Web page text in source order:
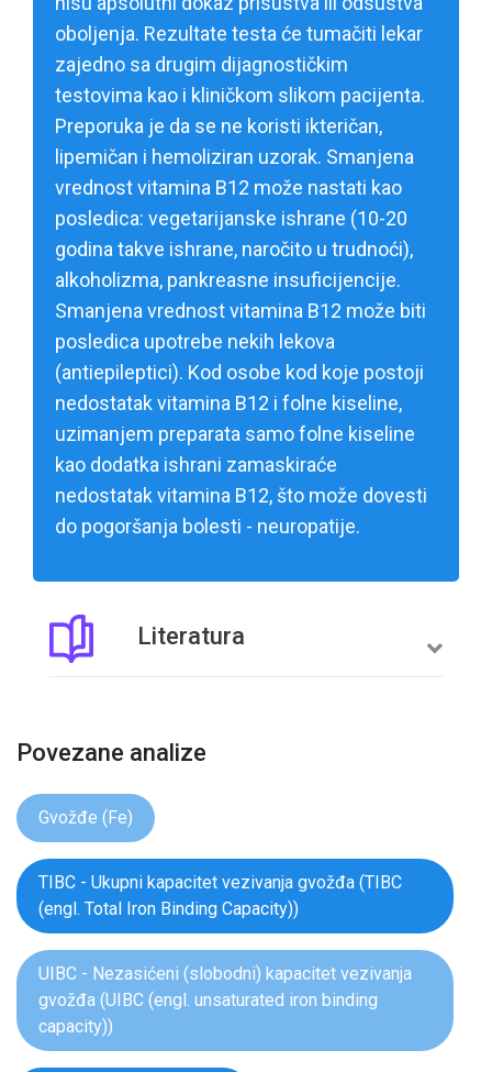
oboljenja. Rezultate testa će tumačiti lekar
zajedno sa drugim dijagnostičkim
testovima kao i kliničkom slikom pacijenta.
Preporuka je da se ne koristi ikteričan,
lipemičan i hemoliziran uzorak. Smanjena
vrednost vitamina B12 može nastati kao
posledica: vegetarijanske ishrane (10-20
godina takve ishrane, naročito u trudnoći),
alkoholizma, pankreasne insuficijencije.
Smanjena vrednost vitamina B12 može biti
posledica upotrebe nekih lekova
(antiepileptici). Kod osobe kod koje postoji
nedostatak vitamina B12 i folne kiseline,
uzimanjem preparata samo folne kiseline
kao dodatka ishrani zamaskiraće
nedostatak vitamina B12, što može dovesti
do pogoršanja bolesti - neuropatije.
Literatura
Povezane analize
Gvožđe (Fe)
TIBC - Ukupni kapacitet vezivanja gvožđa (TIBC
(engl. Total Iron Binding Capacity))
UIBC - Nezasićeni (slobodni) kapacitet vezivanja
gvožđa (UIBC (engl. unsaturated iron binding
capacity))